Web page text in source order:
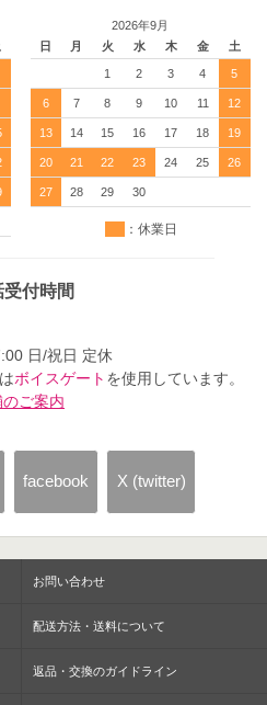
2026年9月
日
月 火 水 木 金 土
1 2 3 4 5
6 7 8 9 10 11 12
13 14 15 16 17 18 19
20 21 22 23 24 25 26
27 28 29 30
：休業日
受付時間
日/祝日 定休
ボイスゲート を使用しています。
ご案内
facebook X (twitter)
お問い合わせ
配送方法・送料について
返品・交換のガイドライン